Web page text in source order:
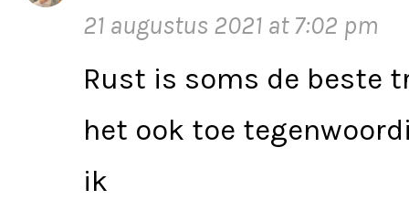
21 augustus 2021 at 7:02 pm
Rust is soms de beste
het ook toe
ik